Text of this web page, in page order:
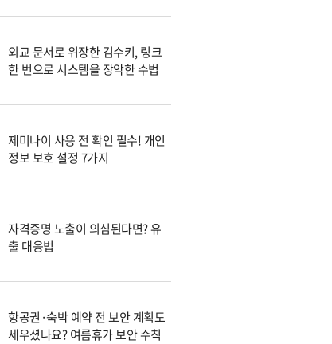
외교 문서로 위장한 김수키, 링크
한 번으로 시스템을 장악한 수법
제미나이 사용 전 확인 필수! 개인
정보 보호 설정 7가지
자격증명 노출이 의심된다면? 유
출 대응법
항공권·숙박 예약 전 보안 계획도
세우셨나요? 여름휴가 보안 수칙